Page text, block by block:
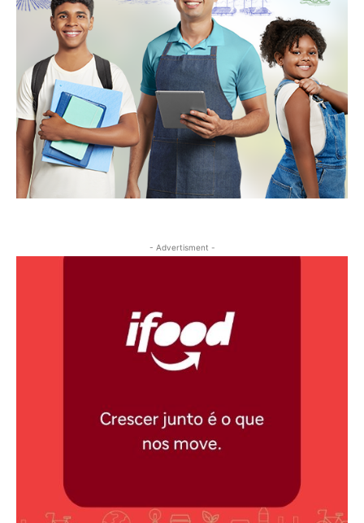
- Advertisment -